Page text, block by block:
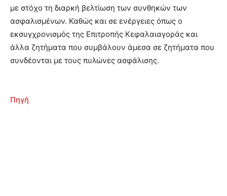
με στόχο τη διαρκή βελτίωση των συνθηκών των
ασφαλισμένων. Καθώς και σε ενέργειες όπως ο
εκσυγχρονισμός της Επιτροπής Κεφαλαιαγοράς και
άλλα ζητήματα που συμβάλουν άμεσα σε ζητήματα που
συνδέονται με τους πυλώνες ασφάλισης.
Πηγή